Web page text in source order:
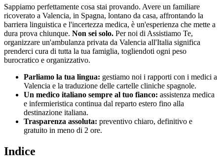
Sappiamo perfettamente cosa stai provando. Avere un familiare
ricoverato a Valencia, in Spagna, lontano da casa, affrontando la
barriera linguistica e l'incertezza medica, è un'esperienza che mette a
dura prova chiunque. Non sei solo. Per noi di Assistiamo Te,
organizzare un'ambulanza privata da Valencia all'Italia significa
prenderci cura di tutta la tua famiglia, togliendoti ogni peso
burocratico e organizzativo.
Parliamo la tua lingua: gestiamo noi i rapporti con i medici a
Valencia e la traduzione delle cartelle cliniche spagnole.
Un medico italiano sempre al tuo fianco: assistenza medica
e infermieristica continua dal reparto estero fino alla
destinazione italiana.
Trasparenza assoluta: preventivo chiaro, definitivo e
gratuito in meno di 2 ore.
Indice